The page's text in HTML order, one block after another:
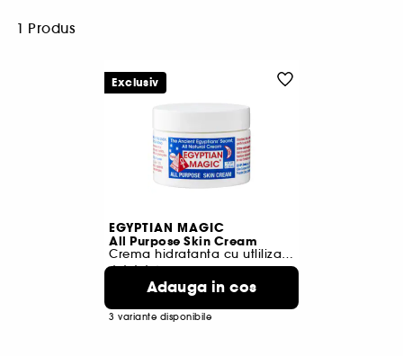
1 Produs
EGYPTIAN MAGIC
All Purpose Skin Cream
Crema hidratanta cu utlilizare multipla
4
133,00 Lei
3 variante disponibile
Adauga in cos
Exclusiv